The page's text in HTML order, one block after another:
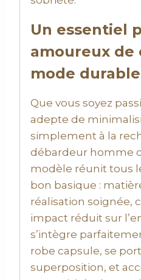
Un essentiel
amoureux de
mode durable
Que vous soyez
adepte de
simplement à la
débardeur homme
modèle réunit tous
bon basique :
réalisation soignée,
impact réduit sur
s’intègre
robe capsule, se
superposition, et